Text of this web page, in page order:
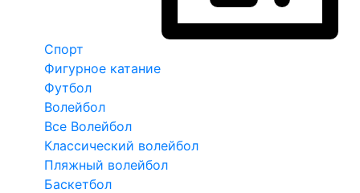
Спорт
Фигурное катание
Футбол
Волейбол
Все Волейбол
Классический волейбол
Пляжный волейбол
Баскетбол